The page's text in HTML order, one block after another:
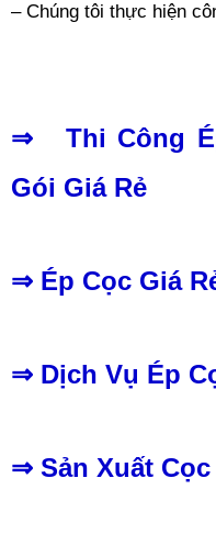
– Chúng tôi thực hiện
⇒ Thi Công
Gói Giá Rẻ
⇒ Ép Cọc Giá
⇒ Dịch Vụ Ép
⇒ Sản Xuất